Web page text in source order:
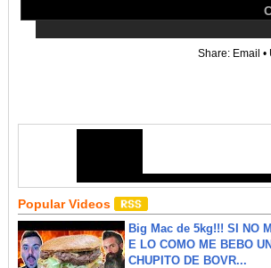
Share: Email •
Popular Videos
Big Mac de 5kg!!! SI NO M
E LO COMO ME BEBO UN
CHUPITO DE BOVR...